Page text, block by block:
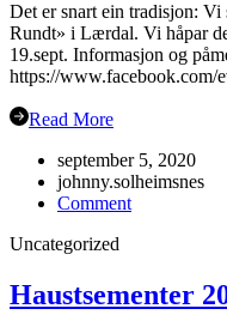
Det er snart ein tradisjon:
Rundt» i Lærdal. Vi håpar
19.sept. Informasjon og
https://
Read More
september 5, 2020
johnny.solheimsnes
Commenton
19.sept
Uncategorized
Haustsementer